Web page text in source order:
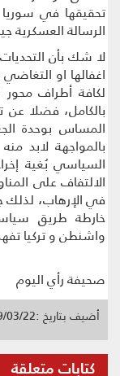
تحقيقها في
الرسالة العسكرية
لا شك بأن
اغفالها او
لكافة أطراف محور
بالكامل، فضلا
المساس بوحدة
بالمواجهة لابد
السياسي بُغية
الالتفاف على
في الإرهاب، لذلك
خارطة طريق
واشنطن و تركيا
صحيفة رأي اليوم
أضيف بتاريخ :2019/03/22
كتابات متعلقة